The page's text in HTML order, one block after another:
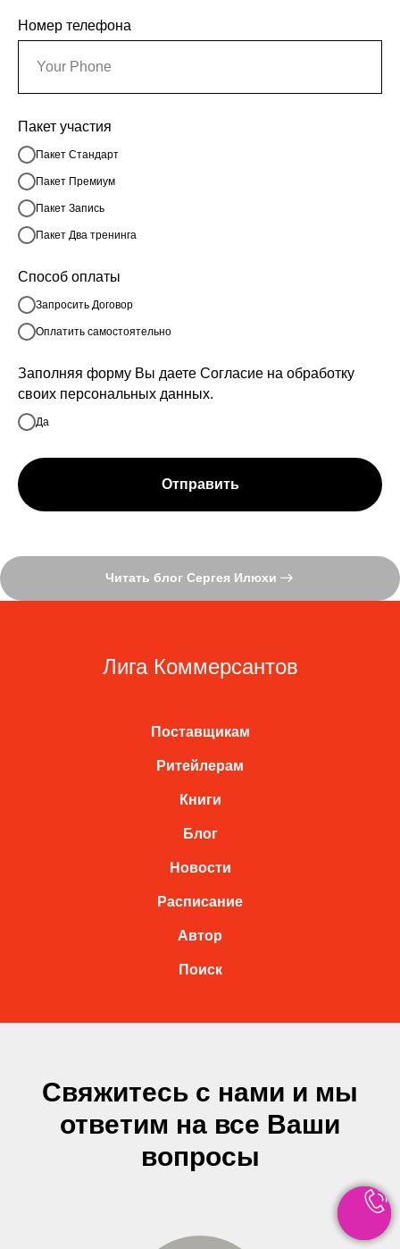
Номер телефона
Пакет участия
Пакет Стандарт
Пакет Премиум
Пакет Запись
Пакет Два тренинга
Способ оплаты
Запросить Договор
Оплатить самостоятельно
Заполняя форму Вы даете Согласие на обработку
своих персональных данных.
Да
Отправить
Читать блог Сергея Илюхи
Лига Коммерсантов
Поставщикам
Ритейлерам
Книги
Блог
Новости
Расписание
Автор
Поиск
Свяжитесь с нами и мы
ответим на все Ваши
вопросы